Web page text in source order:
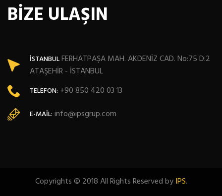
BİZE ULAŞIN
İSTANBULFERHATPAŞA MAH. AKDENİZ CAD. No:75 D:2
ATAŞEHİR - İSTANBUL
TELEFON: +90 850 420 03 13
E-MAIL: info@ipsgrup.com
Copyrights © 2018 All Rights Reserved byIPS.